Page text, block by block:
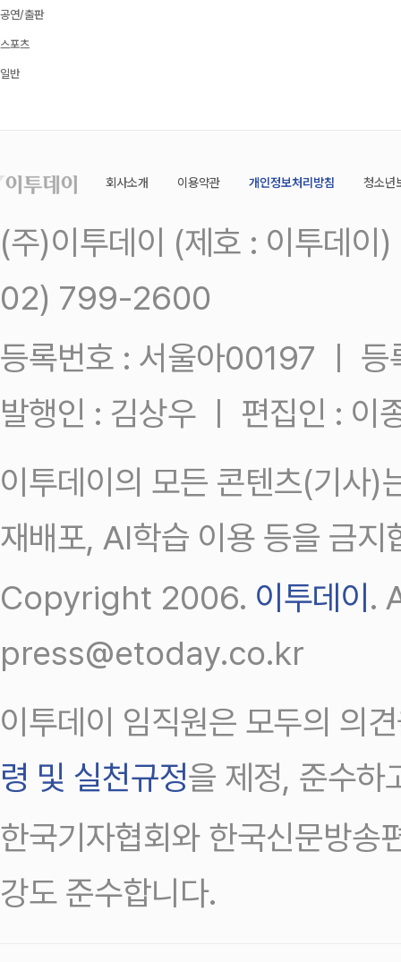
공연/출판
스포츠
일반
회사소개 이용약관 개인정보처리방침 청소년
(주)이투데이 (제호 : 이투데
02) 799-2600
등록번호 : 서울아00197 ㅣ
발행인 : 김상우 ㅣ 편집인 : 이
이투데이의 모든 콘텐츠(기사)
재배포, AI학습 이용 등을 금지
Copyright 2006. 이투데이 .
press@etoday.co.kr
이투데이 임직원은 모두의 의
령 및 실천규정을 제정, 준수하
한국기자협회와 한국신문방송
강도 준수합니다.